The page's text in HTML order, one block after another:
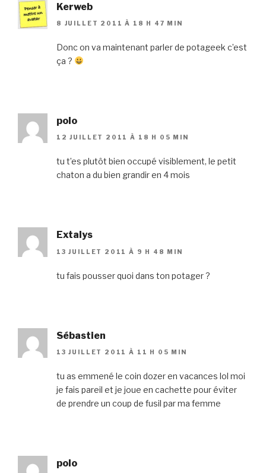
Kerweb
8 JUILLET 2011 À 18 H 47 MIN
Donc on va maintenant parler de potageek c’est
ça ?
polo
12 JUILLET 2011 À 18 H 05 MIN
tu t’es plutôt bien occupé visiblement, le petit
chaton a du bien grandir en 4 mois
Extalys
13 JUILLET 2011 À 9 H 48 MIN
tu fais pousser quoi dans ton potager ?
Sébastien
13 JUILLET 2011 À 11 H 05 MIN
tu as emmené le coin dozer en vacances lol moi
je fais pareil et je joue en cachette pour éviter
de prendre un coup de fusil par ma femme
polo